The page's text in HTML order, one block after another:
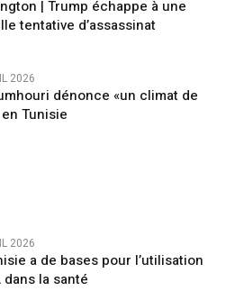
| Trump échappe à une
tentative d’assassinat
2026
dénonce «un climat de
Tunisie
2026
a de bases pour l’utilisation
dans la santé